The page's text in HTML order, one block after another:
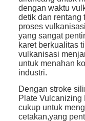
dengan waktu
detik dan rentang
proses
yang sangat
karet berkualitas
vulkanisasi
untuk menahan
industri.
Dengan stroke
Plate Vulcanizing
cukup untuk
cetakan,yang